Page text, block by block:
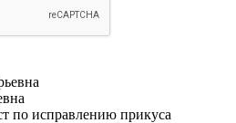
по исправлению прикуса